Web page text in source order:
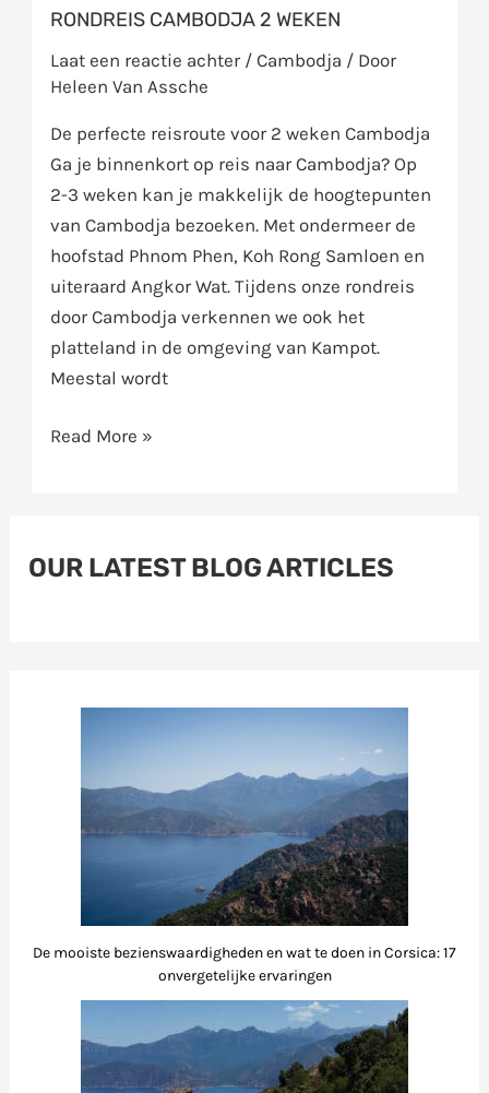
RONDREIS CAMBODJA 2 WEKEN
Laat een reactie achter /Cambodja / Door
Heleen Van Assche
De perfecte reisroute voor 2 weken Cambodja
Ga je binnenkort op reis naar Cambodja? Op
2-3 weken kan je makkelijk de hoogtepunten
van Cambodja bezoeken. Met ondermeer de
hoofstad Phnom Phen, Koh Rong Samloen en
uiteraard Angkor Wat. Tijdens onze rondreis
door Cambodja verkennen we ook het
platteland in de omgeving van Kampot.
Meestal wordt
Read More »
OUR LATEST BLOG ARTICLES
De mooiste bezienswaardigheden en wat te doen in Corsica: 17
onvergetelijke ervaringen